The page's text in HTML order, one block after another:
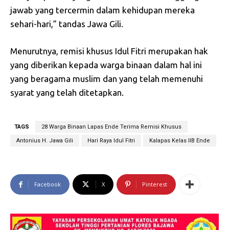
jawab yang tercermin dalam kehidupan mereka
sehari-hari,” tandas Jawa Gili.
Menurutnya, remisi khusus Idul Fitri merupakan hak
yang diberikan kepada warga binaan dalam hal ini
yang beragama muslim dan yang telah memenuhi
syarat yang telah ditetapkan.
TAGS 28 Warga Binaan Lapas Ende Terima Remisi Khusus
Antonius H. Jawa Gili Hari Raya Idul Fitri Kalapas Kelas IIB Ende
Facebook X Pinterest